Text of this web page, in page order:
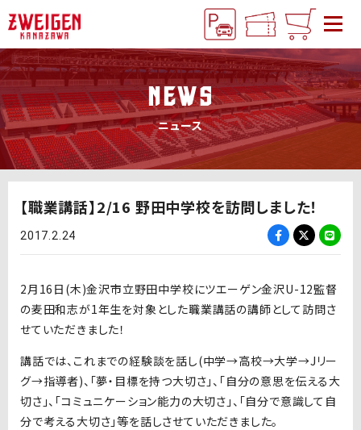
NEWS
ニュース
【職業講話】2/16 野田中学校を訪問しました！
2017.2.24
2月16日(木)金沢市立野田中学校にツエーゲン金沢U-12監督
の麦田和志が1年生を対象とした職業講話の講師として訪問さ
せていただきました！
講話では、これまでの経験談を話し(中学→高校→大学→Jリー
グ→指導者)、｢夢・目標を持つ大切さ｣、｢自分の意思を伝える大
切さ｣、｢コミュニケーション能力の大切さ｣、｢自分で意識して自
分で考える大切さ｣等を話しさせていただきました。